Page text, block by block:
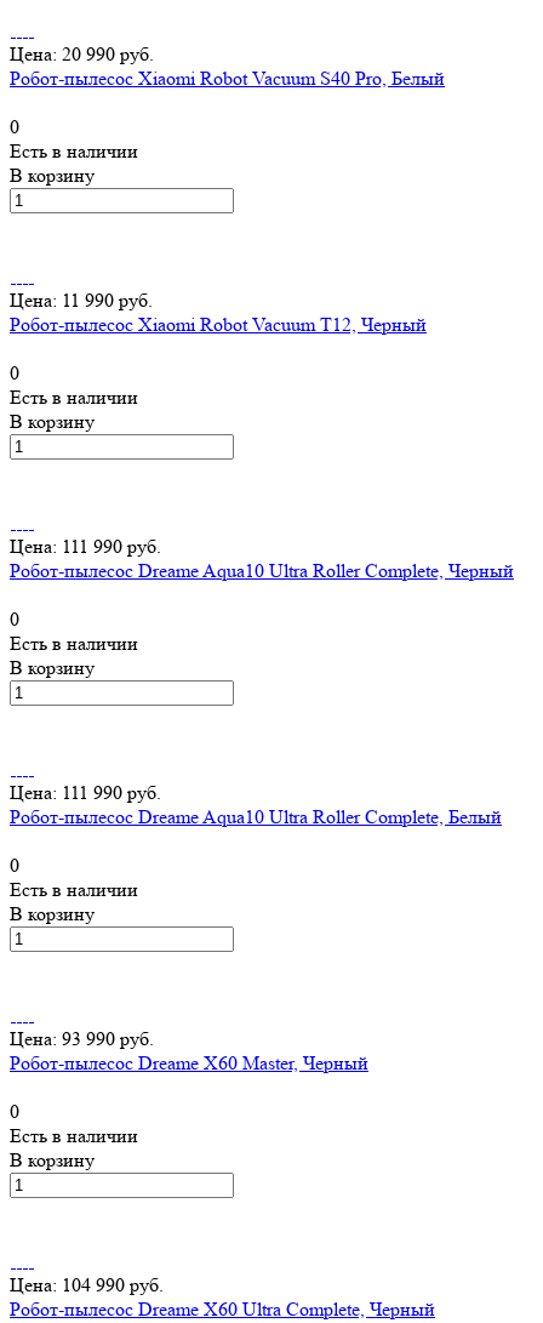
Цена: 20 990 руб.
Робот-пылесос Xiaomi Robot Vacuum S40 Pro, Белый
0
Есть в наличии
В корзину
Цена: 11 990 руб.
Робот-пылесос Xiaomi Robot Vacuum T12, Черный
0
Есть в наличии
В корзину
Цена: 111 990 руб.
Робот-пылесос Dreame Aqua10 Ultra Roller Complete, Черный
0
Есть в наличии
В корзину
Цена: 111 990 руб.
Робот-пылесос Dreame Aqua10 Ultra Roller Complete, Белый
0
Есть в наличии
В корзину
Цена: 93 990 руб.
Робот-пылесос Dreame X60 Master, Черный
0
Есть в наличии
В корзину
Цена: 104 990 руб.
Робот-пылесос Dreame X60 Ultra Complete, Черный